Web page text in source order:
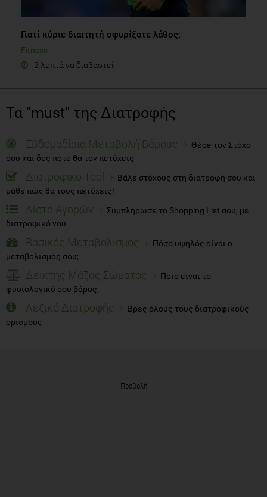
Γιατί κύριε διαιτητή σφυρίξατε λάθος;
Fitness
2 λεπτά να διαβαστεί
Τα "must" της Διατροφής
Εβδομαδίαια Μεταβολή Βάρους
Θέσε τον Στόχο
σου και δες πότε θα τον πετύχεις
Διατροφικό Tool
Βάλε στόχους στη διατροφή σου και
μάθε πώς θα τους πετύχεις!
Λίστα Αγορών
Συμπλήρωσε το Shopping List σου, με
διατροφικό νου
Βασικός Μεταβολισμός
Πόσο υψηλός είναι ο
μεταβολισμός σου;
Δείκτης Μάζας Σώματος
Ποιο είναι το
φυσιολογικό σου βάρος;
Λεξικό Διατροφής
Βρες όλους τους διατροφικούς
ορισμούς
Προβολή